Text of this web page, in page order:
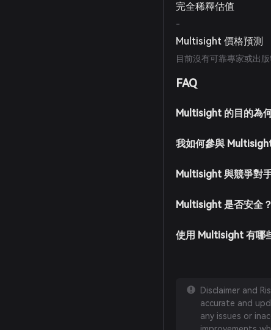
完全稀釋估值
-
Multisight 價格預測
目前沒有可靠專家或出
FAQ
Multisight 的目的為
我如何參與
Multisight 與競爭對
Multisight 是否安全？
使用 Multisight 有哪
Disclaimer and
accurate and
any issues or